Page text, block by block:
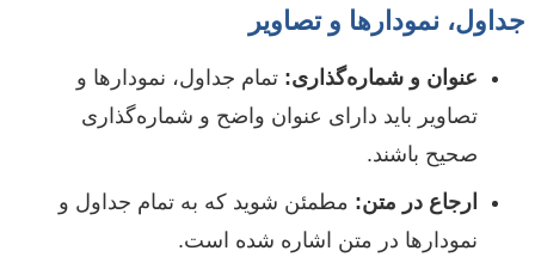
جداول، نمودارها و تصاویر
عنوان و شماره‌گذاری: تمام جداول، نمودارها و
تصاویر باید دارای عنوان واضح و شماره‌گذاری
صحیح باشند.
ارجاع در متن: مطمئن شوید که به تمام جداول و
نمودارها در متن اشاره شده است.